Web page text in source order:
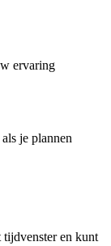
ervaring
je plannen
tijdvenster en kunt